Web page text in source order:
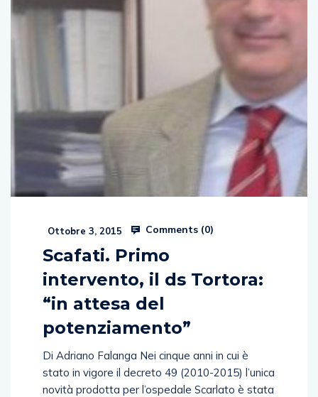
Ottobre 3, 2015 Comments (0)
Scafati. Primo
intervento, il ds Tortora:
“in attesa del
potenziamento”
Di Adriano Falanga Nei cinque anni in cui è
stato in vigore il decreto 49 (2010-2015) l’unica
novità prodotta per l’ospedale Scarlato è stata